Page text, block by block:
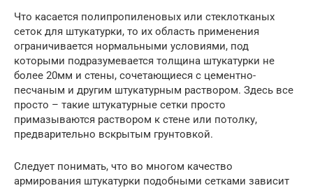
Что касается полипропиленовых или стеклотканых
сеток для штукатурки, то их область применения
ограничивается нормальными условиями, под
которыми подразумевается толщина штукатурки не
более 20мм и стены, сочетающиеся с цементно-
песчаным и другим штукатурным раствором. Здесь все
просто – такие штукатурные сетки просто
примазываются раствором к стене или потолку,
предварительно вскрытым грунтовкой.
Следует понимать, что во многом качество
армирования штукатурки подобными сетками зависит